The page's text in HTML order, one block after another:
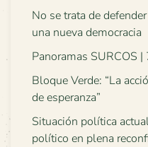
No se trata de
una nueva democracia
Panoramas SURCOS
Bloque Verde: “La
de esperanza”
Situación política
político en plena